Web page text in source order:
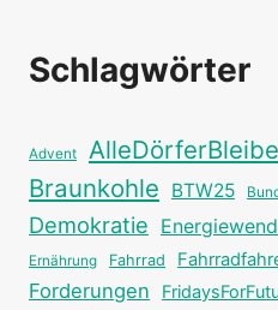
Schlagwörter
Advent
Braunkohle BTW25
Demokratie
Ernährung Fahrrad
Forderungen